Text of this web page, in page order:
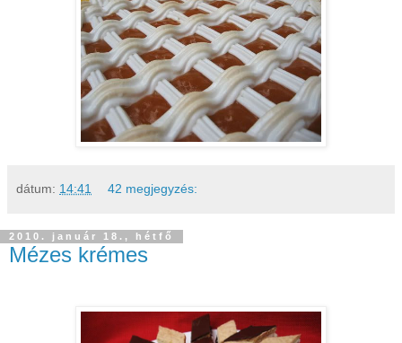
dátum: 14:41 42 megjegyzés:
2010. január 18., hétfő
Mézes krémes